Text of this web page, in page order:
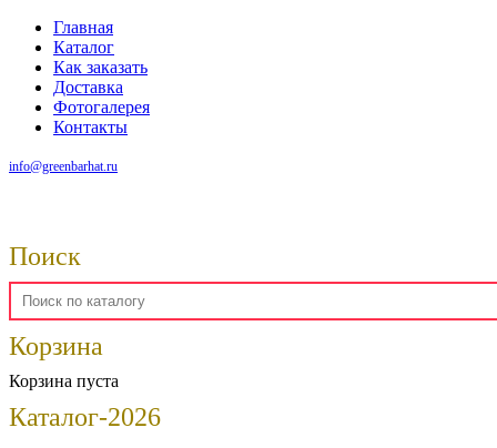
Главная
Каталог
Как заказать
Доставка
Фотогалерея
Контакты
info@greenbarhat.ru
Поиск
Корзина
Корзина пуста
Каталог-2026